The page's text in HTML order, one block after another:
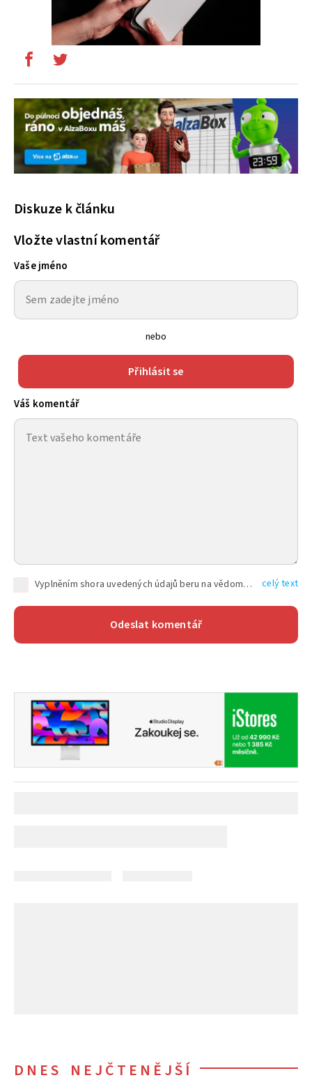
Diskuze k článku
Vložte vlastní komentář
Vaše jméno
nebo
Přihlásit se
Váš komentář
Vyplněním shora uvedených údajů beru na vědomí, že společnost TEXT FACTORY s.r.o., sídlem Brno, Durďákova 336/29, Černá Pole, PSČ: 613 00, IČ: 06157831, zapsané u Krajského soudu v Brně, oddíl C, vložka 100399, bude zpracovávat mé osobní údaje uvedené v rámci mnou vyplněného registračního formuláře na základě oprávněných zájmů TEXT FACTORY s.r.o. dle čl. 6 odst. 1 písm. f) GDPR a pro splnění právních povinností (čl. 6 odst. 1 písm. c) GDPR), a to pro tyto účely: nezbytnost zajistit oprávnění návštěvníka webových stránek provozovaných společností TEXT FACTORY s.r.o. přispívat aktivně ke zveřejněným článkům nebo v rámci diskusních fór a výkon práv TEXT FACTORY s.r.o. jako administrátora těchto diskusních fór. Více informací o zpracování osobních údajů a právech lze nalézt v celý text
DNES NEJČTENĚJŠÍ